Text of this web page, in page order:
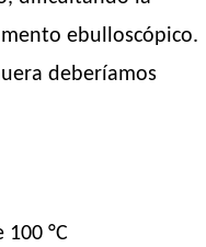
ebulloscópico.
deberíamos
°C